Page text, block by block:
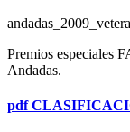
Premios especiales
Andadas.
pdf